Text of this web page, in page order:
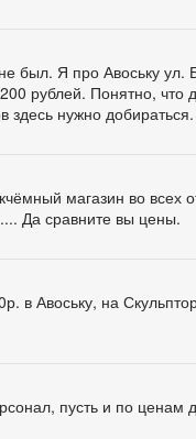
был. Я про Авоську ул.
рублей. Понятно, что
здесь нужно добираться.
магазин во
Да сравните вы цены.
в Авоську, на
пусть и по ценам